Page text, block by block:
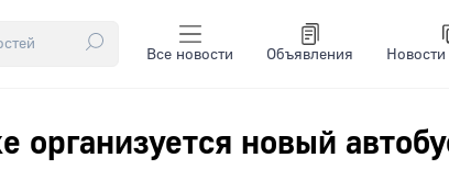
Все новости Объявления
организуется новый